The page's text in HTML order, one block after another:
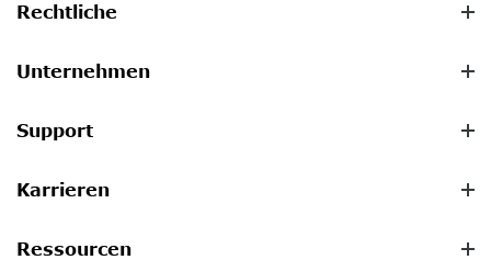
Rechtliche
Unternehmen
Support
Karrieren
Ressourcen